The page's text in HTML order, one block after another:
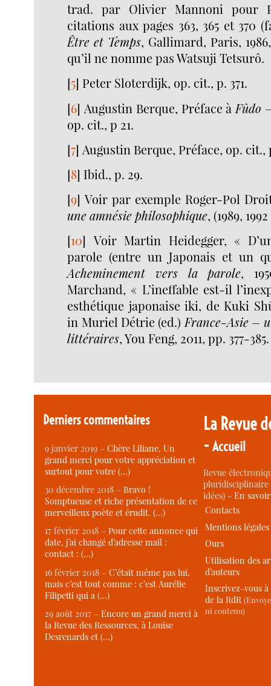
trad. par Olivier Mannoni pour
citations aux pages 363, 365 et 370
Être et Temps, Gallimard, Paris,
qu’il ne nomme pas Watsuji Tetsurô.
[5] Peter Sloterdijk, op. cit., p. 371.
[6] Augustin Berque, Préface à Fûdo
op. cit., p 21.
[7] Augustin Berque, Préface, op. cit.,
[8] Ibid., p. 29.
[9]Voir par exemple Roger-Pol
une amnésie philosophique, (1989,
[10] Voir Martin Heidegger, «
parole (entre un Japonais et un
Acheminement vers la parole,
Marchand, « L’ineffable est-il
esthétique japonaise iki, de Kuki
in Muriel Détrie (ed.)France-Asie –
littéraires, You Feng, 2011, pp. 377-385.
Derniers commentaires
9 janvier 2019 –Chère Liliane, Un
grand merci pour votre appréciation et
surtout pour votre (…)
30 décembre 2018 –Bravo !
Somptueuse et riche présentation de ce
merveilleux poète et érudit. (…)
17 février 2018 –Pour cette annonce qui
date, j’ai changé d’adresse mail :
contact : (…)
16 février 2018 –C’était même pas lui,
mais c’est tout comme : c’est Aurélie
Filipetti qui a (…)
29 août 2017 –Encore un grand merci à
la Revue des Ressources, à Louise
Desrenards et (…)
La Revue
-Accueil
Revue
idées) -En
Contacts
Mentions légales
Ours
Utilisation des
d’auteurs
Inscrivez-vous
de la RdR
ni contenu)